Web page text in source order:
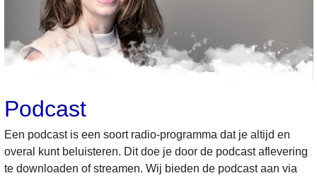
Podcast
Een podcast is een soort radio-programma dat je altijd en
overal kunt beluisteren. Dit doe je door de podcast aflevering
te downloaden of streamen. Wij bieden de podcast aan via